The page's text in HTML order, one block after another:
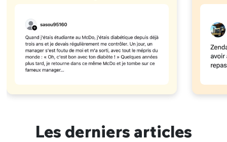
Les derniers articles